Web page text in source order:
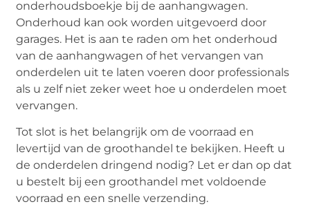
onderhoudsboekje bij de aanhangwagen.
Onderhoud kan ook worden uitgevoerd door
garages. Het is aan te raden om het onderhoud
van de aanhangwagen of het vervangen van
onderdelen uit te laten voeren door professionals
als u zelf niet zeker weet hoe u onderdelen moet
vervangen.
Tot slot is het belangrijk om de voorraad en
levertijd van de groothandel te bekijken. Heeft u
de onderdelen dringend nodig? Let er dan op dat
u bestelt bij een groothandel met voldoende
voorraad en een snelle verzending.